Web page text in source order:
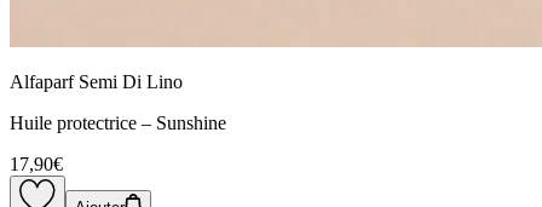
Alfaparf Semi Di Lino
Huile protectrice – Sunshine
17,90€